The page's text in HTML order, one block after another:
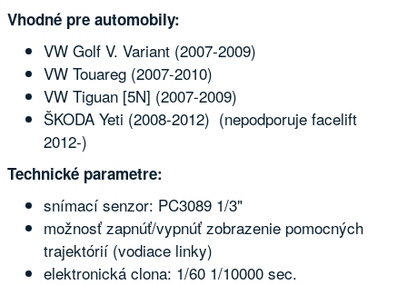
Vhodné pre automobily:
VW Golf V. Variant (2007-2009)
VW Touareg (2007-2010)
VW Tiguan [5N] (2007-2009)
ŠKODA Yeti (2008-2012) (nepodporuje facelift
2012-)
Technické parametre:
snímací senzor: PC3089 1/3"
možnosť zapnúť/vypnúť zobrazenie pomocných
trajektórií (vodiace linky)
elektronická clona: 1/60 1/10000 sec.